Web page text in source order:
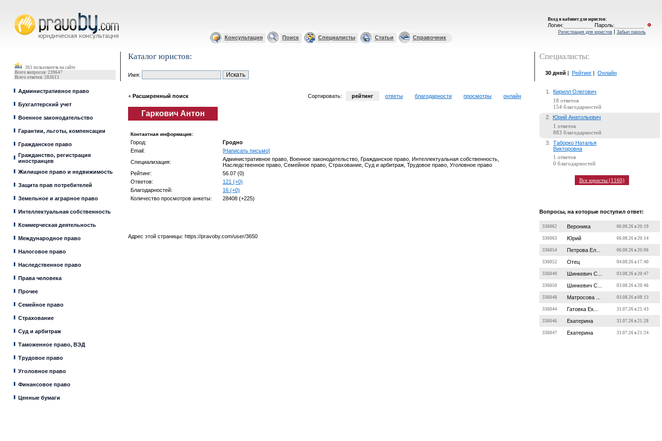
Вход в кабинет для юристов:
Логин: Пароль:
Регистрация для юристов | Забыл пароль
Консультация Поиск Специалисты Статьи Справочник
361 пользователь на сайте
Всего вопросов: 239647
Всего ответов: 283613
Административное право
Бухгалтерский учет
Военное законодательство
Гарантии, льготы, компенсации
Гражданское право
Гражданство, регистрация
иностранцев
Жилищное право и недвижимость
Защита прав потребителей
Земельное и аграрное право
Интеллектуальная собственность
Коммерческая деятельность
Международное право
Налоговое право
Наследственное право
Права человека
Прочее
Семейное право
Страхование
Суд и арбитраж
Таможенное право, ВЭД
Трудовое право
Уголовное право
Финансовое право
Ценные бумаги
Каталог юристов:
Имя:
+ Расширенный поиск Сортировать: рейтинг ответы благодарности просмотры онлайн
Гаркович Антон
Контактная информация:
Город:
Гродно
Email:
[Написать письмо]
Специализация:
Административное право, Военное законодательство, Гражданское право, Интеллектуальная собственность,
Наследственное право, Семейное право, Страхование, Суд и арбитраж, Трудовое право, Уголовное право
Рейтинг:
56.07 (0)
Ответов:
121 (+0)
Благодарностей:
16 (+0)
Количество просмотров анкеты:
28408 (+225)
Адрес этой страницы: https://pravoby.com/user/3650
Специалисты:
30 дней Рейтинг Онлайн
1. Кирилл Олегович
18 ответов
154 благодарностей
2. Юрий Анатольевич
1 ответов
883 благодарностей
3.
Таборко Наталья
Викторовна
1 ответов
0 благодарностей
Все юристы (1160)
Вопросы, на которые поступил ответ:
336062 Вероника 06.08.26 в 20:19
336063 Юрий 06.08.26 в 20:14
336054 Петрова Ел... 06.08.26 в 20:06
336052 Отец 04.08.26 в 17:40
336049 Шинкевич С... 03.08.26 в 20:47
336050 Шинкевич С... 03.08.26 в 20:46
336048 Матросова ... 03.08.26 в 08:13
336044 Гатовка Ек... 31.07.26 в 21:43
336046 Екатерина 31.07.26 в 21:28
336047 Екатерина 31.07.26 в 21:24